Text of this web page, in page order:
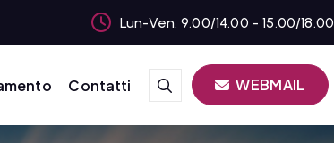
Lun-Ven: 9.00/14.00 - 15.00/18.00
Contatti WEBMAIL